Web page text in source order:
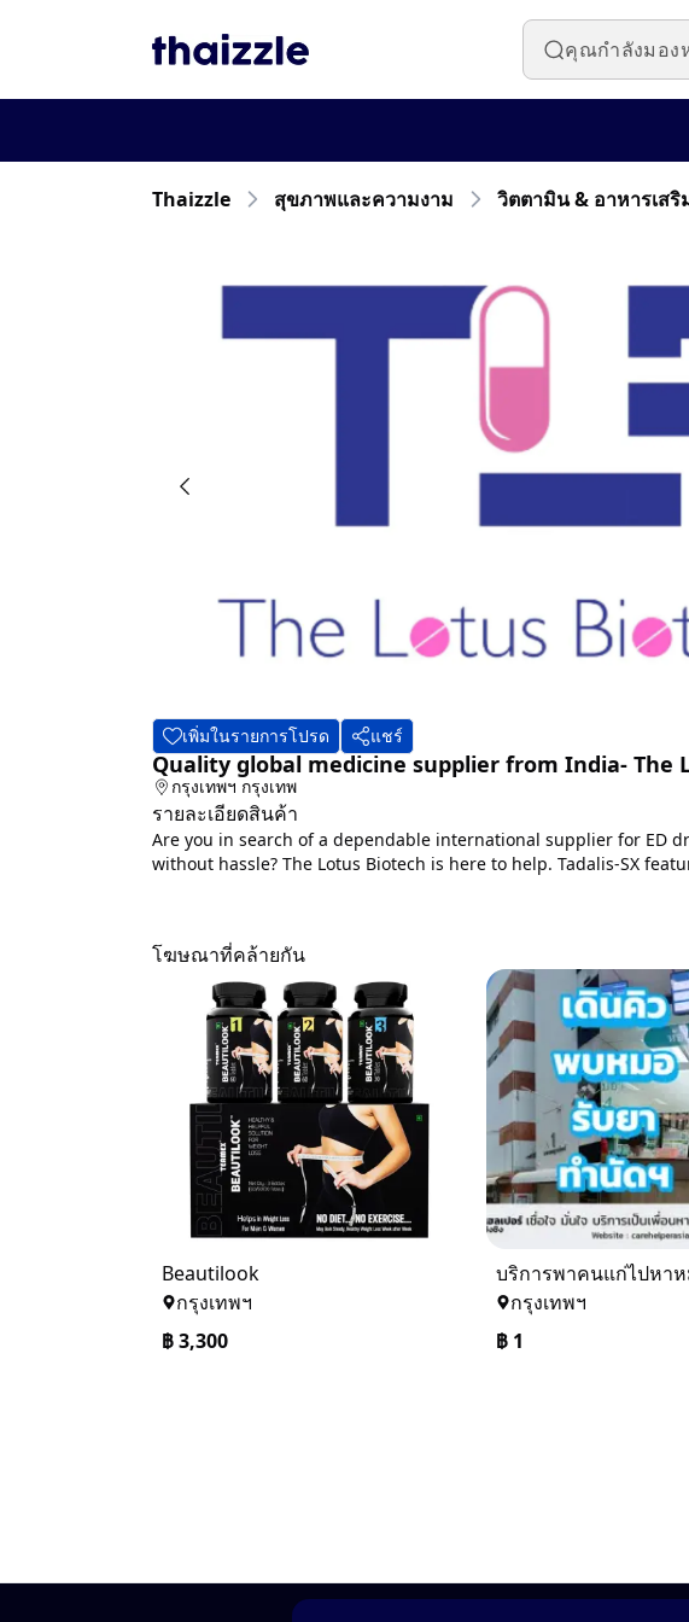
Thaizzle สุขภาพและความงาม วิตตามิน & อาหารเสริ
เพิ่มในรายการโปรด แชร์
Quality global medicine supplier from India- The
กรุงเทพฯ กรุงเทพ
รายละเอียดสินค้า
Are you in search of a dependable international supplier for ED
without hassle? The Lotus Biotech is here to help. Tadalis-SX
โฆษณาที่คล้ายกัน
Beautilook
กรุงเทพฯ
฿3,300
กรุงเทพฯ
฿ 1